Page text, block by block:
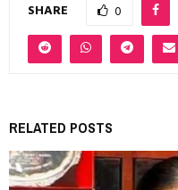
SHARE 0
RELATED POSTS